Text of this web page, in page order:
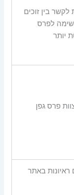
לקשר בין זוכים
לפרס
יותר
פרס גפן
ראיונות באתר